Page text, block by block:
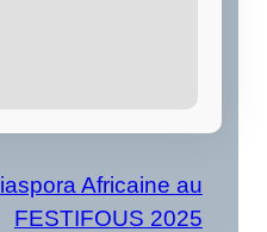
Africaine au
FESTIFOUS 2025